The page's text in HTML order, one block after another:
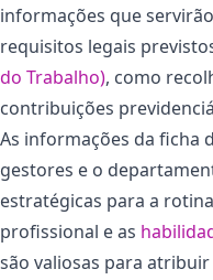
informações que
requisitos legais
do Trabalho), como
contribuições
As informações da ficha
gestores e o
estratégicas para a
profissional e as
são valiosas para